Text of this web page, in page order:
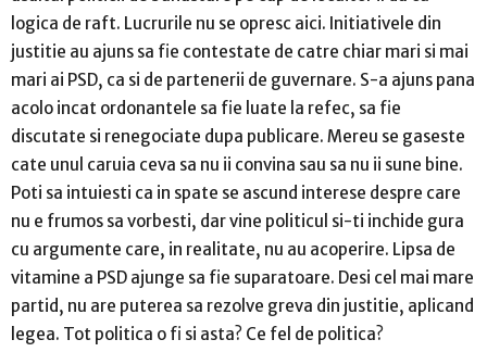
logica de raft. Lucrurile nu se opresc aici. Initiativele din
justitie au ajuns sa fie contestate de catre chiar mari si mai
mari ai PSD, ca si de partenerii de guvernare. S-a ajuns pana
acolo incat ordonantele sa fie luate la refec, sa fie
discutate si renegociate dupa publicare. Mereu se gaseste
cate unul caruia ceva sa nu ii convina sau sa nu ii sune bine.
Poti sa intuiesti ca in spate se ascund interese despre care
nu e frumos sa vorbesti, dar vine politicul si-ti inchide gura
cu argumente care, in realitate, nu au acoperire. Lipsa de
vitamine a PSD ajunge sa fie suparatoare. Desi cel mai mare
partid, nu are puterea sa rezolve greva din justitie, aplicand
legea. Tot politica o fi si asta? Ce fel de politica?